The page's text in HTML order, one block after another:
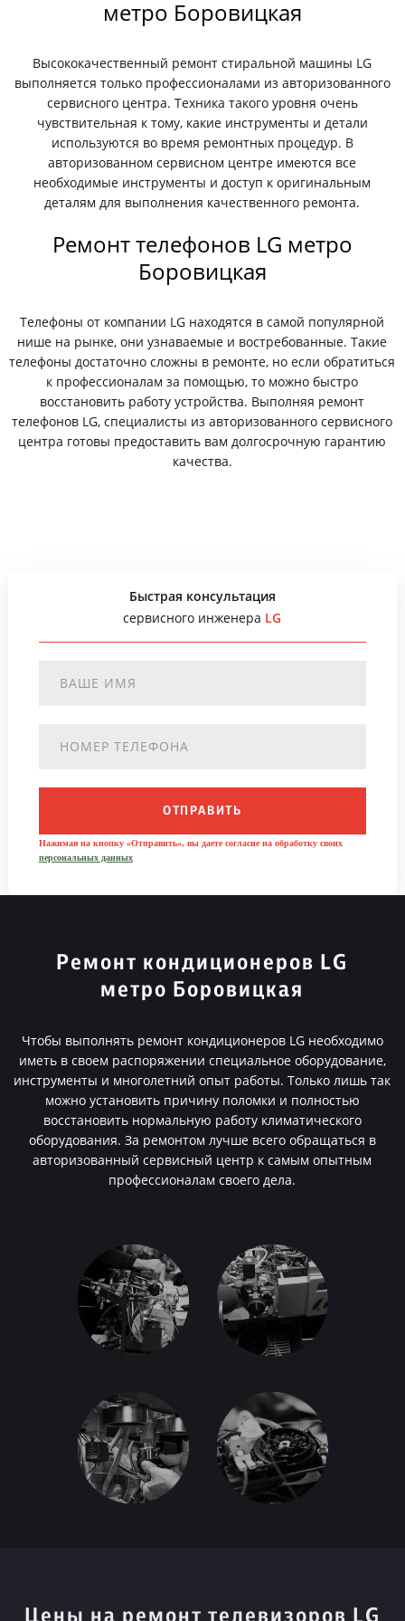
метро Боровицкая
Высококачественный ремонт стиральной машины LG
выполняется только профессионалами из авторизованного
сервисного центра. Техника такого уровня очень
чувствительная к тому, какие инструменты и детали
используются во время ремонтных процедур. В
авторизованном сервисном центре имеются все
необходимые инструменты и доступ к оригинальным
деталям для выполнения качественного ремонта.
Ремонт телефонов LG метро
Боровицкая
Телефоны от компании LG находятся в самой популярной
нише на рынке, они узнаваемые и востребованные. Такие
телефоны достаточно сложны в ремонте, но если обратиться
к профессионалам за помощью, то можно быстро
восстановить работу устройства. Выполняя ремонт
телефонов LG, специалисты из авторизованного сервисного
центра готовы предоставить вам долгосрочную гарантию
качества.
Быстрая консультация
сервисного инженера LG
ОТПРАВИТЬ
Нажимая на кнопку «Отправить», вы даете согласие на обработку своих
персональных данных
Ремонт кондиционеров LG
метро Боровицкая
Чтобы выполнять ремонт кондиционеров LG необходимо
иметь в своем распоряжении специальное оборудование,
инструменты и многолетний опыт работы. Только лишь так
можно установить причину поломки и полностью
восстановить нормальную работу климатического
оборудования. За ремонтом лучше всего обращаться в
авторизованный сервисный центр к самым опытным
профессионалам своего дела.
Цены на ремонт телевизоров LG